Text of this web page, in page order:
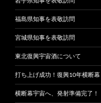
福島県知事を表敬訪問
宮城県知事を表敬訪問
東北復興宇宙酒について
打ち上げ成功！復興10年横断幕
横断幕宇宙へ、発射準備完了！